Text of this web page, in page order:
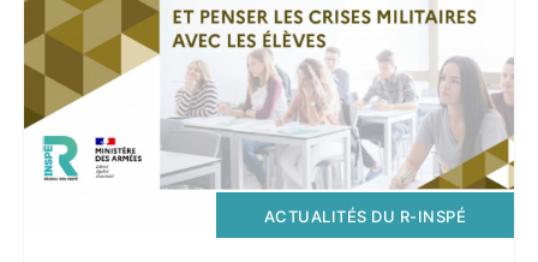
ACTUALITÉS DU R-INSPÉ